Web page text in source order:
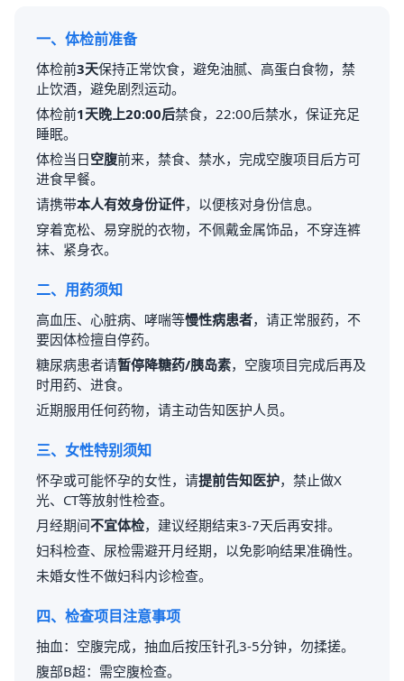
一、体检前准备
体检前3天保持正常饮食，避免油腻、高蛋白食物，禁
止饮酒，避免剧烈运动。
体检前1天晚上20:00后禁食，22:00后禁水，保证充足
睡眠。
体检当日空腹前来，禁食、禁水，完成空腹项目后方可
进食早餐。
请携带本人有效身份证件，以便核对身份信息。
穿着宽松、易穿脱的衣物，不佩戴金属饰品，不穿连裤
袜、紧身衣。
二、用药须知
高血压、心脏病、哮喘等慢性病患者，请正常服药，不
要因体检擅自停药。
糖尿病患者请暂停降糖药/胰岛素，空腹项目完成后再及
时用药、进食。
近期服用任何药物，请主动告知医护人员。
三、女性特别须知
怀孕或可能怀孕的女性，请提前告知医护，禁止做X
光、CT等放射性检查。
月经期间不宜体检，建议经期结束3-7天后再安排。
妇科检查、尿检需避开月经期，以免影响结果准确性。
未婚女性不做妇科内诊检查。
四、检查项目注意事项
抽血：空腹完成，抽血后按压针孔3-5分钟，勿揉搓。
腹部B超：需空腹检查。